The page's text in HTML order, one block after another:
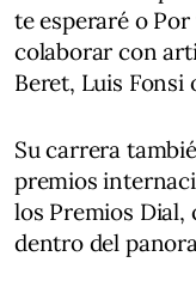
te esperaré o
colaborar con
Beret, Luis Fonsi
Su carrera
premios
los Premios Dial,
dentro del